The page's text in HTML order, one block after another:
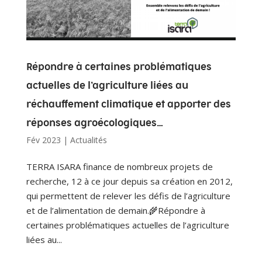
Répondre à certaines problématiques
actuelles de l’agriculture liées au
réchauffement climatique et apporter des
réponses agroécologiques…
Fév 2023 | Actualités
TERRA ISARA finance de nombreux projets de
recherche, 12 à ce jour depuis sa création en 2012,
qui permettent de relever les défis de l’agriculture
et de l’alimentation de demain.🌾Répondre à
certaines problématiques actuelles de l’agriculture
liées au...